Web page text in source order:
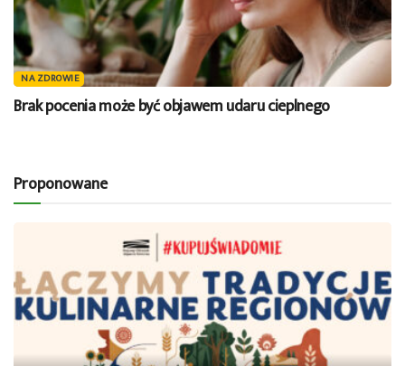
NA ZDROWIE
Brak pocenia może być objawem udaru cieplnego
Proponowane